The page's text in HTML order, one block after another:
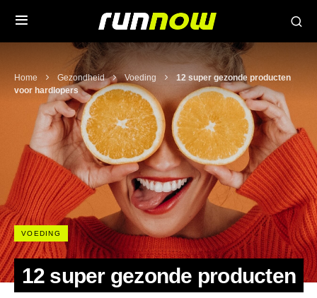
Home Gezondheid Voeding
12 super gezonde producten
voor hardlopers
VOEDING
12 super gezonde producten